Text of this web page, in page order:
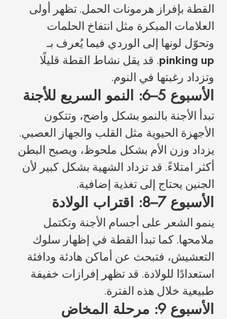
القطة بإفراز هرمونات الحمل. تظهر أولى
العلامات المبكرة مثل انتفاخ الحلمات
وتحوّل لونها إلى الوردي فيما يُعرف بـ
pinking up. قد يقل نشاط القطة قليلًا
وتزداد رغبتها في النوم.
الأسبوع 5–6: النمو السريع للأجنة
تبدأ الأجنة بالنمو بشكل واضح، وتتكون
الأجهزة الحيوية مثل القلب والجهاز العصبي.
يزداد وزن الأم بشكل ملحوظ، ويصبح البطن
أكثر امتلاءً. قد تزداد الشهية بشكل كبير لأن
الجنين يحتاج إلى تغذية إضافية.
الأسبوع 7–8: اقتراب الولادة
ينمو الشعر على أجسام الأجنة وتكتمل
ملامحها. كما تبدأ القطة في إظهار سلوك
التعشيش، فتبحث عن أماكن هادئة ودافئة
استعدادًا للولادة. قد تظهر إفرازات خفيفة
طبيعية خلال هذه الفترة.
الأسبوع 9: مرحلة المخاض